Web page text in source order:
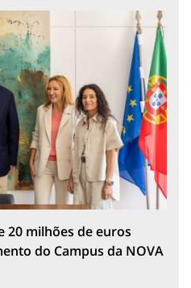
milhões de euros
do Campus da NOVA